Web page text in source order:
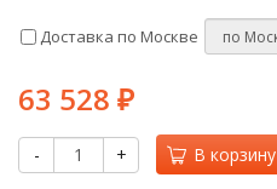
Доставка по Москве
63 528 ₽
- + В корзину